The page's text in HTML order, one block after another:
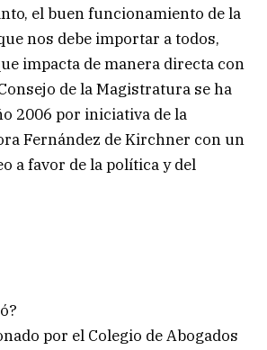
el buen funcionamiento de la
nos debe importar a todos,
impacta de manera directa con
de la Magistratura se ha
2006 por iniciativa de la
Fernández de Kirchner con un
a favor de la política y del
por el Colegio de Abogados